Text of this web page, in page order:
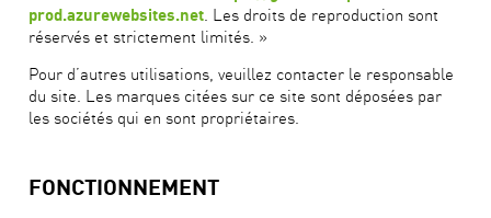
prod.azurewebsites.net. Les droits de reproduction sont
réservés et strictement limités. »
Pour d’autres utilisations, veuillez contacter le responsable
du site. Les marques citées sur ce site sont déposées par
les sociétés qui en sont propriétaires.
FONCTIONNEMENT